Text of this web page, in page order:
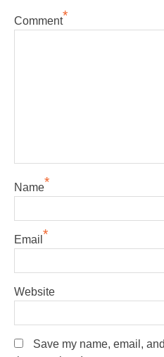
Comment*
Name*
Email *
Website
Save my name, email,